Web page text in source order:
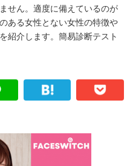
せん。適度に備えているのが
ある女性とない女性の特徴や
紹介します。簡易診断テスト